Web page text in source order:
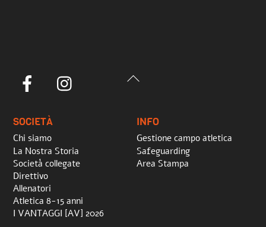
Back
Facebook
SOCIETÀ
Chi siamo
La Nostra Storia
Società collegate
Direttivo
Allenatori
Atletica 8-15 anni
I VANTAGGI [AV] 2026
INFO
Gestione campo atletica
Safeguarding
Area Stampa